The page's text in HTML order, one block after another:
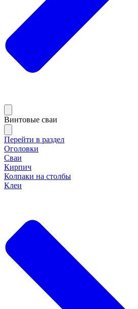
Винтовые сваи
Перейти в раздел
Оголовки
Сваи
Кирпич
Колпаки на столбы
Клеи